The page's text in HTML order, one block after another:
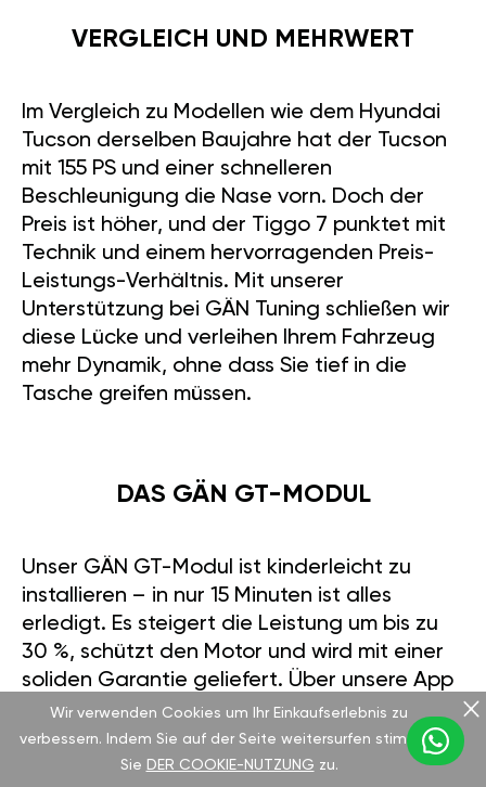
VERGLEICH UND MEHRWERT
Im Vergleich zu Modellen wie dem Hyundai
Tucson derselben Baujahre hat der Tucson
mit 155 PS und einer schnelleren
Beschleunigung die Nase vorn. Doch der
Preis ist höher, und der Tiggo 7 punktet mit
Technik und einem hervorragenden Preis-
Leistungs-Verhältnis. Mit unserer
Unterstützung bei GÄN Tuning schließen wir
diese Lücke und verleihen Ihrem Fahrzeug
mehr Dynamik, ohne dass Sie tief in die
Tasche greifen müssen.
DAS GÄN GT-MODUL
Unser GÄN GT-Modul ist kinderleicht zu
installieren – in nur 15 Minuten ist alles
erledigt. Es steigert die Leistung um bis zu
30 %, schützt den Motor und wird mit einer
soliden Garantie geliefert. Über unsere App
können Sie zwischen Sport- und Eco-Modus
wechseln. Wer würde das nicht
ausprobieren wollen?
Wir verwenden Cookies um Ihr Einkaufserlebnis zu
verbessern. Indem Sie auf der Seite weitersurfen stimmen
Sie DER COOKIE-NUTZUNG zu.